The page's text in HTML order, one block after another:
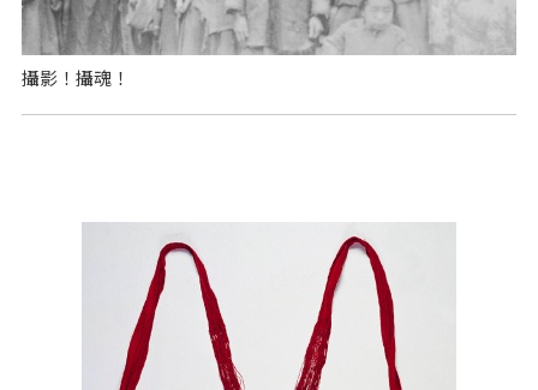
攝影！攝魂！